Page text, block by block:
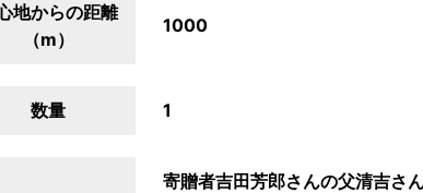
地からの距離
（m）
1000
数量 1
寄贈者吉田芳郎さんの父清吉さ